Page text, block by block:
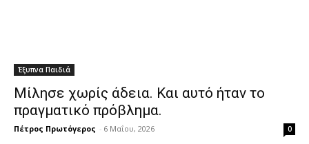
Έξυπνα Παιδιά
Μίλησε χωρίς άδεια. Και αυτό ήταν το
πραγματικό πρόβλημα.
Πέτρος Πρωτόγερος - 6 Μαΐου, 2026 0